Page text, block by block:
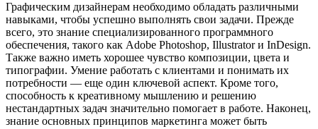
Графическим дизайнерам необходимо обладать различными
навыками, чтобы успешно выполнять свои задачи. Прежде
всего, это знание специализированного программного
обеспечения, такого как Adobe Photoshop, Illustrator и InDesign.
Также важно иметь хорошее чувство композиции, цвета и
типографии. Умение работать с клиентами и понимать их
потребности — еще один ключевой аспект. Кроме того,
способность к креативному мышлению и решению
нестандартных задач значительно помогает в работе. Наконец,
знание основных принципов маркетинга может быть